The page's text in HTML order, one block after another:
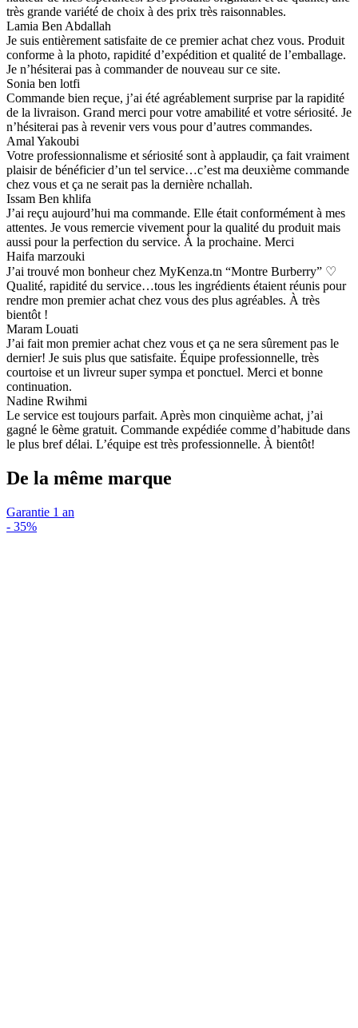
très grande variété de choix à des prix très raisonnables.
Lamia Ben Abdallah
Je suis entièrement satisfaite de ce premier achat chez vous. Produit
conforme à la photo, rapidité d’expédition et qualité de l’emballage.
Je n’hésiterai pas à commander de nouveau sur ce site.
Sonia ben lotfi
Commande bien reçue, j’ai été agréablement surprise par la rapidité
de la livraison. Grand merci pour votre amabilité et votre sériosité. Je
n’hésiterai pas à revenir vers vous pour d’autres commandes.
Amal Yakoubi
Votre professionnalisme et sériosité sont à applaudir, ça fait vraiment
plaisir de bénéficier d’un tel service…c’est ma deuxième commande
chez vous et ça ne serait pas la dernière nchallah.
Issam Ben khlifa
J’ai reçu aujourd’hui ma commande. Elle était conformément à mes
attentes. Je vous remercie vivement pour la qualité du produit mais
aussi pour la perfection du service. À la prochaine. Merci
Haifa marzouki
J’ai trouvé mon bonheur chez MyKenza.tn “Montre Burberry” ♡
Qualité, rapidité du service…tous les ingrédients étaient réunis pour
rendre mon premier achat chez vous des plus agréables. À très
bientôt !
Maram Louati
J’ai fait mon premier achat chez vous et ça ne sera sûrement pas le
dernier! Je suis plus que satisfaite. Équipe professionnelle, très
courtoise et un livreur super sympa et ponctuel. Merci et bonne
continuation.
Nadine Rwihmi
Le service est toujours parfait. Après mon cinquième achat, j’ai
gagné le 6ème gratuit. Commande expédiée comme d’habitude dans
le plus bref délai. L’équipe est très professionnelle. À bientôt!
De la même marque
Garantie 1 an
- 35%